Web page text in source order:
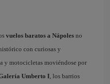
vuelos baratos a Nápoles no
con curiosas y
y motocicletas moviéndose por
Umberto I, los barrios